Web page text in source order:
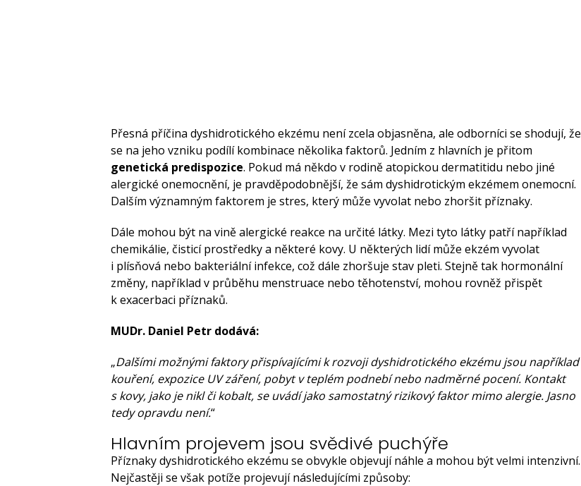
Přesná příčina dyshidrotického ekzému není zcela objasněna, ale odborníci se shodují, že
se na jeho vzniku podílí kombinace několika faktorů. Jedním z hlavních je přitom
genetická predispozice. Pokud má někdo v rodině atopickou dermatitidu nebo jiné
alergické onemocnění, je pravděpodobnější, že sám dyshidrotickým ekzémem onemocní.
Dalším významným faktorem je stres, který může vyvolat nebo zhoršit příznaky.
Dále mohou být na vině alergické reakce na určité látky. Mezi tyto látky patří například
chemikálie, čisticí prostředky a některé kovy. U některých lidí může ekzém vyvolat
i plísňová nebo bakteriální infekce, což dále zhoršuje stav pleti. Stejně tak hormonální
změny, například v průběhu menstruace nebo těhotenství, mohou rovněž přispět
k exacerbaci příznaků.
MUDr. Daniel Petr dodává:
„Dalšími možnými faktory přispívajícími k rozvoji dyshidrotického ekzému jsou například
kouření, expozice UV záření, pobyt v teplém podnebí nebo nadměrné pocení. Kontakt
s kovy, jako je nikl či kobalt, se uvádí jako samostatný rizikový faktor mimo alergie. Jasno
tedy opravdu není.“
Hlavním projevem jsou svědivé puchýře
Příznaky dyshidrotického ekzému se obvykle objevují náhle a mohou být velmi intenzivní.
Nejčastěji se však potíže projevují následujícími způsoby: